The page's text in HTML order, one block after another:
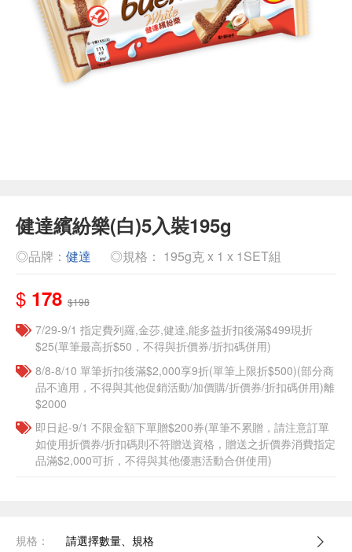
健達繽紛樂(白)5入裝195g
◎品牌： 健達 ◎規格： 195g克 x 1 x 1SET組
$ 178 $198
7/29-9/1 指定費列羅,金莎,健達,能多益折扣後滿$499現折
$25(單筆最高折$50，不得與折價券/折扣碼併用)
8/8-8/10 單筆折扣後滿$2,000享9折(單筆上限折$500)(部分商
品不適用，不得與其他促銷活動/加價購/折價券/折扣碼併用)離
$2000
即日起-9/1 不限金額下單贈$200券(單筆不累贈，請注意訂單
如使用折價券/折扣碼則不符贈送資格，贈送之折價券消費指定
品滿$2,000可折，不得與其他優惠活動合併使用)
規格： 請選擇數量、規格